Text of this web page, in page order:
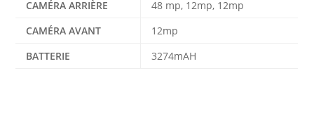
CAMÉRA ARRIÈRE
48 mp, 12mp, 12mp
CAMÉRA AVANT
12mp
BATTERIE
3274mAH